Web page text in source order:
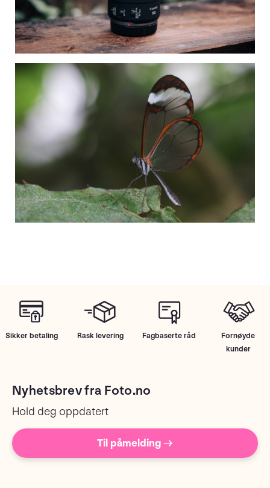
Sikker betaling Rask levering Fagbaserte råd
Fornøyde
kunder
Nyhetsbrev fra Foto.no
Hold deg oppdatert
Til påmelding →